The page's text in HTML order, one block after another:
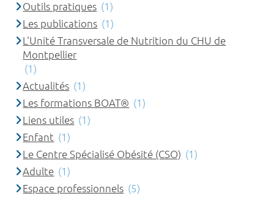
Outils pratiques (1)
Les publications (1)
L'Unité Transversale de Nutrition du CHU de
Montpellier
(1)
Actualités (1)
Les formations BOAT® (1)
Liens utiles (1)
Enfant (1)
Le Centre Spécialisé Obésité (CSO) (1)
Adulte (1)
Espace professionnels (5)